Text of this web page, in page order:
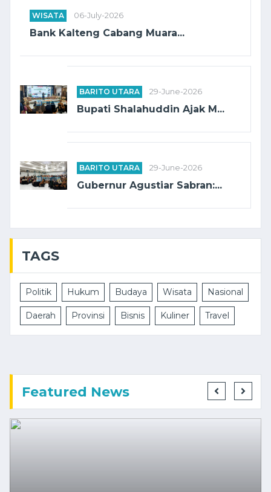
WISATA 06-July-2026
Bank Kalteng Cabang Muara...
BARITO UTARA 29-June-2026
Bupati Shalahuddin Ajak M...
BARITO UTARA 29-June-2026
Gubernur Agustiar Sabran:...
TAGS
Politik Hukum Budaya Wisata Nasional
Daerah Provinsi Bisnis Kuliner Travel
Featured News